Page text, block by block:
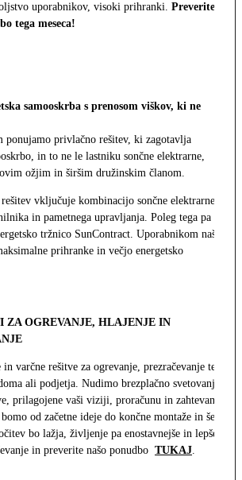
uporabnikov, visoki prihranki. Preverite
tega meseca!
samooskrba s prenosom viškov, ki ne
ponujamo privlačno rešitev, ki zagotavlja
in to ne le lastniku sončne elektrarne,
ožjim in širšim družinskim članom.
vključuje kombinacijo sončne elektrarne,
in pametnega upravljanja. Poleg tega pa
tržnico SunContract. Uporabnikom naša
prihranke in večjo energetsko
ZA OGREVANJE, HLAJENJE IN
varčne rešitve za ogrevanje, prezračevanje ter
ali podjetja. Nudimo brezplačno svetovanje
prilagojene vaši viziji, proračunu in zahtevam
od začetne ideje do končne montaže in še
bo lažja, življenje pa enostavnejše in lepše.
in preverite našo ponudbo TUKAJ.